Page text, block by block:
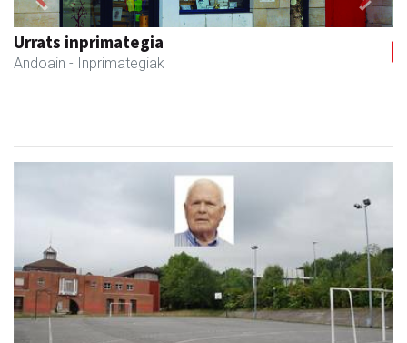
Urrats inprimategia
Andoain - Inprimategiak
Previous Next